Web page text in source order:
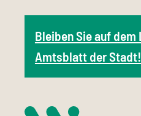
Bleiben Sie auf
Amtsblatt der Stadt!